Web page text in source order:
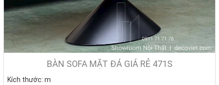
BÀN SOFA MẶT ĐÁ GIÁ RẺ 471S
Kích thước: m